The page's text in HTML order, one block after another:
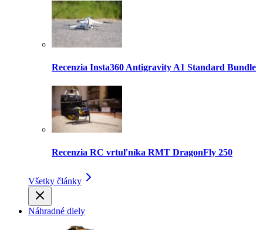
Recenzia Insta360 Antigravity A1 Standard Bundle
Recenzia RC vrtuľníka RMT DragonFly 250
Všetky články
Náhradné diely